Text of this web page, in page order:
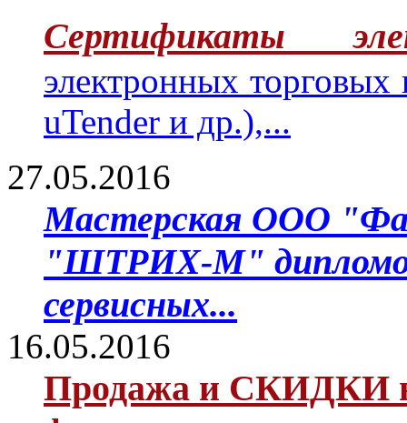
Сертификаты
электронных
uTender и др.),...
27.05.2016
Мастерская ООО
"ШТРИХ-М"
сервисных...
16.05.2016
Продажа и СКИДКИ